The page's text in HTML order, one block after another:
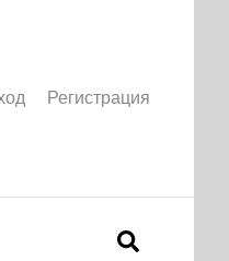
Регистрация